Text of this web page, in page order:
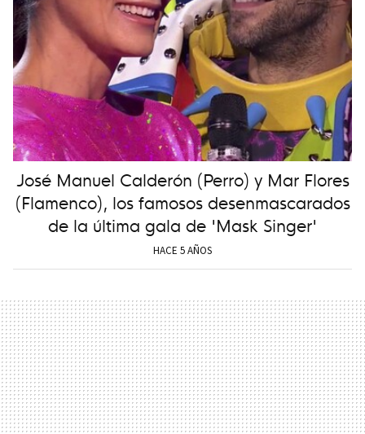
José Manuel Calderón (Perro) y Mar Flores
(Flamenco), los famosos desenmascarados
de la última gala de 'Mask Singer'
HACE 5 AÑOS